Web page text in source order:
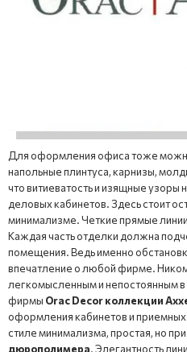
Для оформления офиса тоже
напольные плинтуса, карнизы,
что витиеватость и изящные узоры
деловых кабинетов. Здесь стоит
минимализме. Четкие прямые
Каждая часть отделки должна
помещения. Ведь именно
впечатление о любой фирме.
легкомысленным и непостоянным
фирмы Orac Decor коллекции
оформления кабинетов и
стиле минимализма, простая, но
дюрополимера. Элегантность